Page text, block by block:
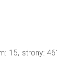
15, strony: